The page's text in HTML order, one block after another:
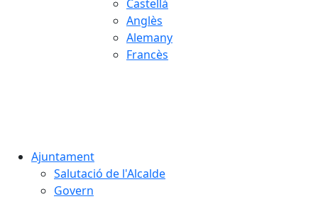
Castellà
Anglès
Alemany
Francès
Ajuntament
Salutació de l'Alcalde
Govern